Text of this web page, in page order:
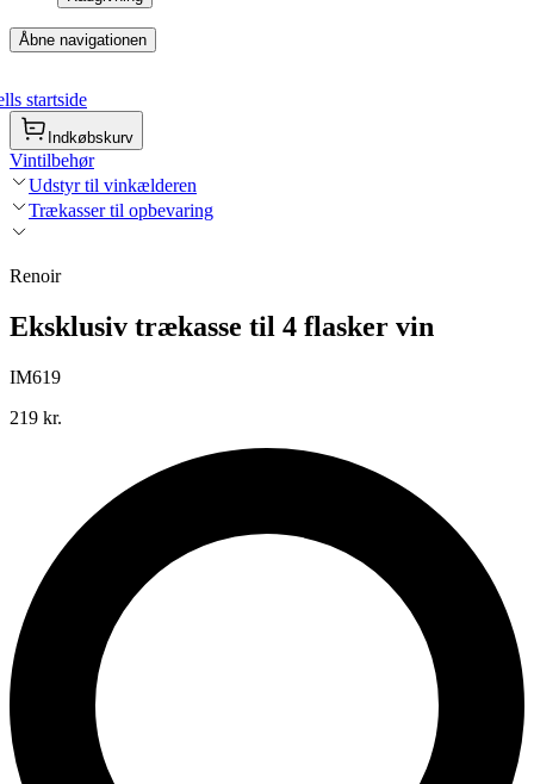
Åbne navigationen
startside
Indkøbskurv
Vintilbehør
Udstyr til vinkælderen
Trækasser til opbevaring
Renoir
Eksklusiv trækasse til 4 flasker vin
IM619
219 kr.